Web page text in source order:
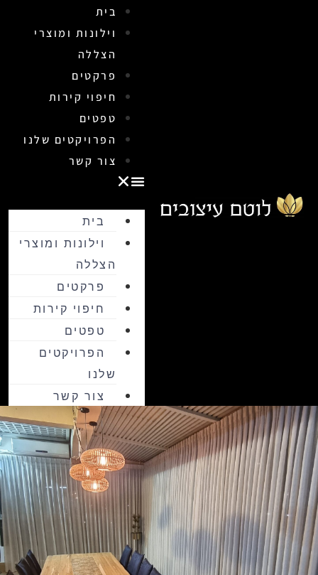
בית
וילונות ומוצרי
הצללה
פרקטים
חיפוי קירות
טפטים
הפרויקטים שלנו
צור קשר
בית
וילונות ומוצרי
הצללה
פרקטים
חיפוי קירות
טפטים
הפרויקטים
שלנו
צור קשר